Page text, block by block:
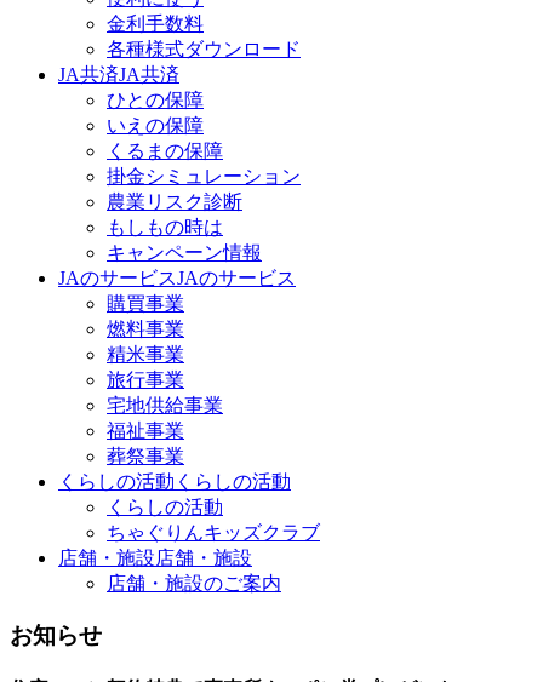
金利手数料
各種様式ダウンロード
JA共済JA共済
ひとの保障
いえの保障
くるまの保障
掛金シミュレーション
農業リスク診断
もしもの時は
キャンペーン情報
JAのサービスJAのサービス
購買事業
燃料事業
精米事業
旅行事業
宅地供給事業
福祉事業
葬祭事業
くらしの活動 くらしの活動
くらしの活動
ちゃぐりんキッズクラブ
店舗・施設店舗・施設
店舗・施設のご案内
お知らせ